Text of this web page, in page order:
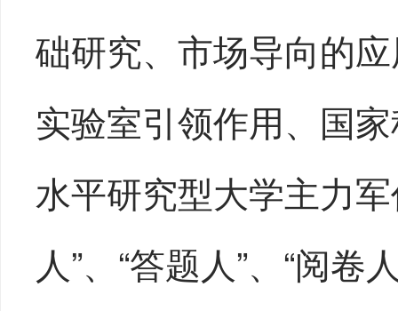
础研究、市场导向的
实验室引领作用、国
水平研究型大学主力
人”、“答题人”、“阅